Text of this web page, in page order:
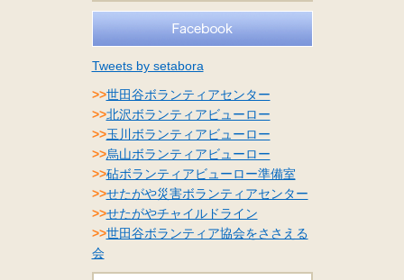
Tweets by setabora
>>世田谷ボランティアセンター
>>北沢ボランティアビューロー
>>玉川ボランティアビューロー
>>烏山ボランティアビューロー
>>砧ボランティアビューロー準備室
>>せたがや災害ボランティアセンター
>>せたがやチャイルドライン
>>世田谷ボランティア協会をささえる
会